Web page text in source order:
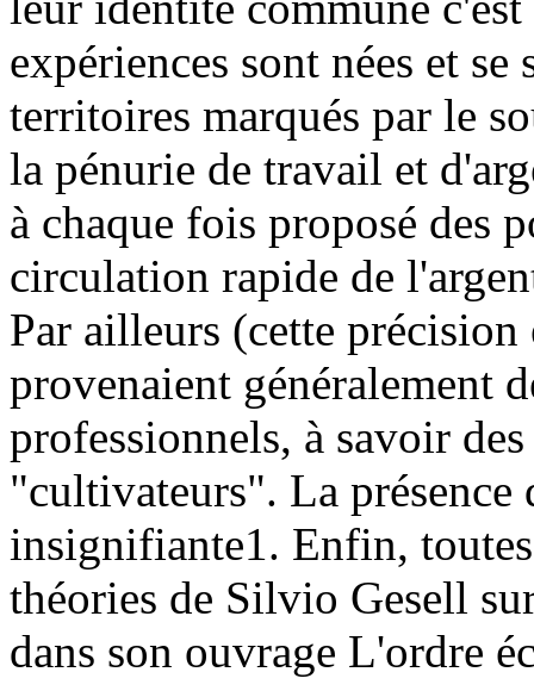
expériences sont nées et
territoires marqués par le
la pénurie de travail et
à chaque fois proposé des
circulation rapide de
Par ailleurs (cette
provenaient généralement
professionnels, à savoir
"cultivateurs". La
insignifiante1. Enfin,
théories de Silvio Gesell
dans son ouvrage L'ordre